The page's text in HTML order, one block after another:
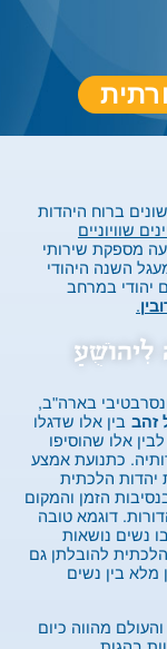
ברוח היהדות
שוויוניים
מספקת שירותי
השנה היהודי
יהודי במרחב
.
לִיהוֹשֻׁעַ
בארה"ב,
זהב בין אלו שדגלו
אלו שהוסיפו
כתנועת אמצע
יהדות הלכתית
הזמן והמקום
דוגמא טובה
נשים נושאות
להובלתן גם
מלא בין נשים
מהווה כיום